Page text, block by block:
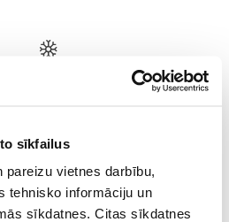
sīkfailus
pareizu vietnes darbību,
tehnisko informāciju un
sīkdatnes. Citas sīkdatnes